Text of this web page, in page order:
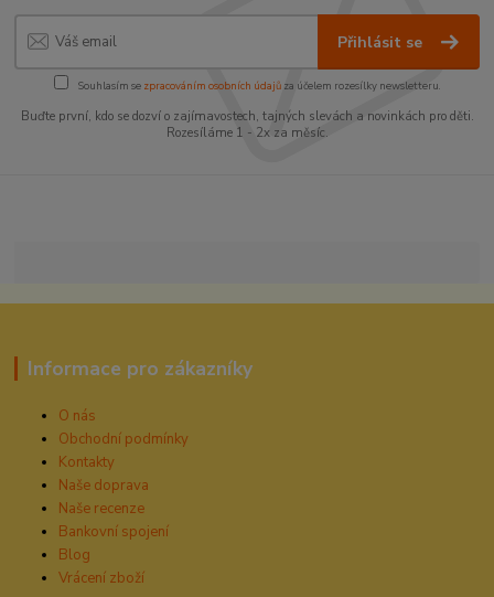
Přihlásit se
Souhlasím se zpracováním osobních údajůza účelem rozesílky newsletteru.
Buďte první, kdo se dozví o zajímavostech, tajných slevách a novinkách pro děti.
Rozesíláme 1 - 2x za měsíc.
Informace pro zákazníky
O nás
Obchodní podmínky
Kontakty
Naše doprava
Naše recenze
Bankovní spojení
Blog
Vrácení zboží